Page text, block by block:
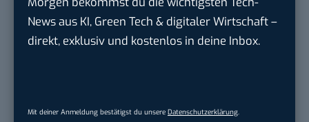
News aus KI, Green Tech & digitaler Wirtschaft –
direkt, exklusiv und kostenlos in deine Inbox.
Mit deiner Anmeldung bestätigst du unsere Datenschutzerklärung.
Frankfurt am Main
Sales-Manager (m/w/d) Online-